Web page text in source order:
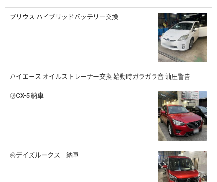
プリウス ハイブリッドバッテリー交換
ハイエース オイルストレーナー交換 始動時ガラガラ音 油圧警告
㊗️CX-5 納車
㊗️デイズルークス 納車